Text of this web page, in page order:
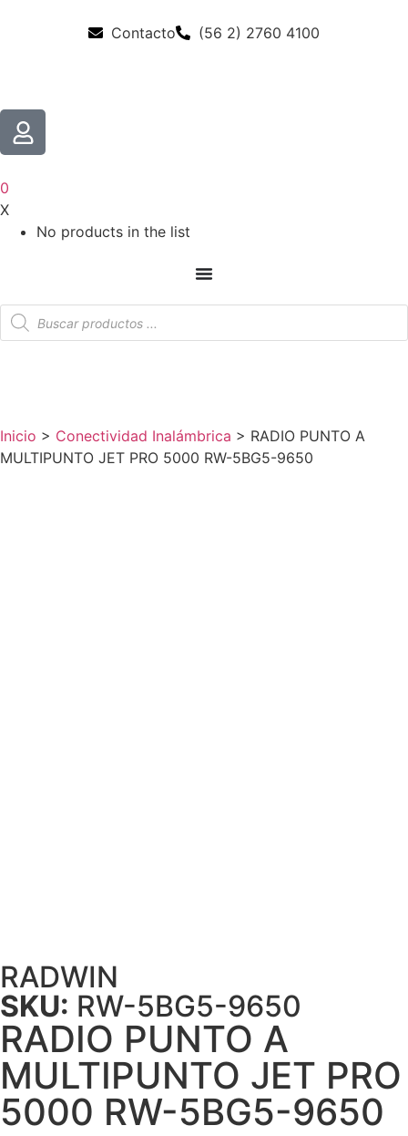
Contacto (56 2) 2760 4100
0
X
No products in the list
Inicio > Conectividad Inalámbrica > RADIO PUNTO A
MULTIPUNTO JET PRO 5000 RW-5BG5-9650
RADWIN
SKU: RW-5BG5-9650
RADIO PUNTO A
MULTIPUNTO JET PRO
5000 RW-5BG5-9650